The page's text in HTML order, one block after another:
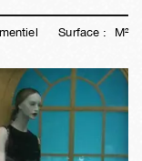
Surface : M²